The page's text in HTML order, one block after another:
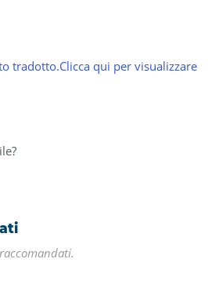
tradotto.Clicca qui per visualizzare